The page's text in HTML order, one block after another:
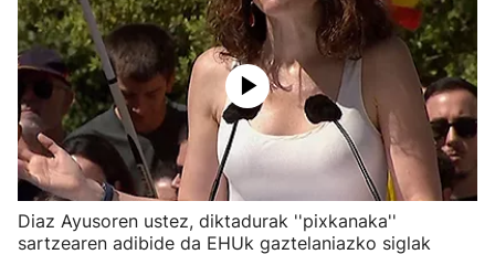
Diaz Ayusoren ustez, diktadurak ''pixkanaka''
sartzearen adibide da EHUk gaztelaniazko siglak